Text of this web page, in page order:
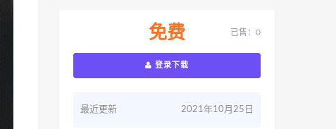
免费 已售：0
登录下载
最近更新 2021年10月25日